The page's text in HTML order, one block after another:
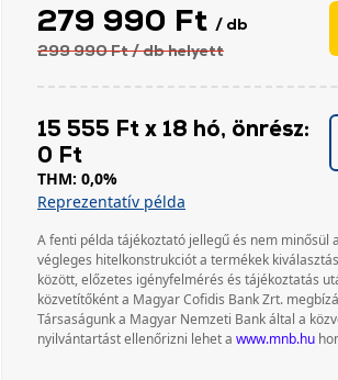
279 990 Ft / db
299 990 Ft/ dbhelyett
15 555 Ft x 18 hó, önrész:
0 Ft
THM: 0,0%
Reprezentatív példa
A fenti példa tájékoztató jellegű és nem minősül
végleges hitelkonstrukciót a termékek
között, előzetes igényfelmérés és tájékoztatás
közvetítőként a Magyar Cofidis Bank Zrt.
Társaságunk a Magyar Nemzeti Bank által a
nyilvántartást ellenőrizni lehet a www.mnb.hu